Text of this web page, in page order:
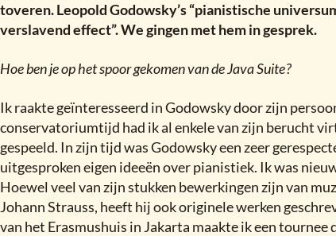
toveren. Leopold Godowsky’s “pianistische
verslavend effect”. We gingen met hem in gesprek.
Hoe ben je op het spoor gekomen van de Java Suite?
Ik raakte geïnteresseerd in Godowsky door zijn
conservatoriumtijd had ik al enkele van zijn berucht
gespeeld. In zijn tijd was Godowsky een zeer
uitgesproken eigen ideeën over pianistiek. Ik was
Hoewel veel van zijn stukken bewerkingen zijn van
Johann Strauss, heeft hij ook originele werken
van het Erasmushuis in Jakarta maakte ik een tournee